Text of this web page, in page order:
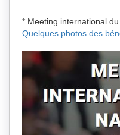
* Meeting international
Quelques photos des